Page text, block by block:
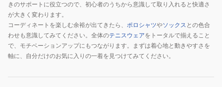
きのサポートに役立つので、初心者のうちから意識して取り入れると快適さ
が大きく変わります。
コーディネートを楽しむ余裕が出てきたら、 ポロシャツやソックス との色合
わせも意識してみてください。全体のテニスウェアをトータルで揃えること
で、モチベーションアップにもつながります。まずは着心地と動きやすさを
軸に、自分だけのお気に入りの一着を見つけてみてください。